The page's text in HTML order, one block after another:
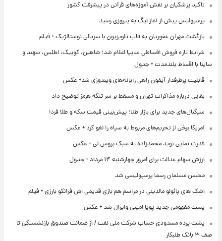
تاکید پزشکیان بر نقش آموزه‌های قرآنی در پیشرفت کشور
پرسپولیس پیش از آغاز لیگ به پیروزی رسید
بازگشت مهران غفوریان به قاب تلویزیون با سریالی نوستالژیک + فیلم
شرایط تازه فروش اقساطی سایپا اعلام شد؛ شاهین، کوییک، اطلس، سهند و
ساینا با اقساط بلندمدت + جدول
قابلیت پرطرفدار آیفون راهی رایانه‌های ویندوزی شد+ عکس
بقایی درباره مذاکرات تهران و مسقط بر سر تنگه هرمز توضیح داد
سیگنال‌های جدید برای بازار طلا؛ پیش‌بینی قیمت سکه و طلا فردا
آمریکا برخی از تحریم‌های مربوط به سپاه را لغو کرد + عکس
قدرت نمایی نوید محمدزاده به سبک بروس لی + عکس
ارزش سهام عدالت برای امروز چهارشنبه ۱۴ مرداد + جدول
محسن مسلمان رسما پرسپولیسی شد
اشک های پائولو مالدینی در مراسم هم بازی قدیمی اش فرانکو بارزی + فیلم
پست مفهومی جدید پویا امینی وایرال شد + عکس
پشت پرده‌ مسدودی حساب شرکت ملی نفت / از ضمانت صندوق بازنشستگی تا
صف ۳ بانک طلبکار